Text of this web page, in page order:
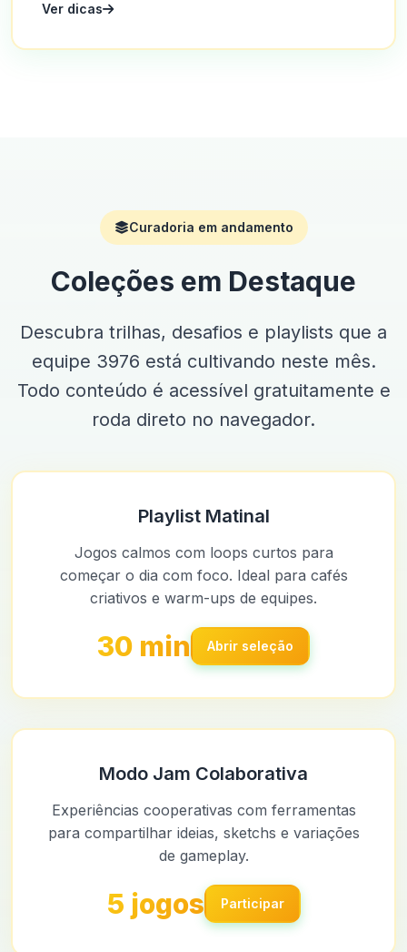
Ver dicas
Curadoria em andamento
Coleções em Destaque
Descubra trilhas, desafios e playlists que a
equipe 3976 está cultivando neste mês.
Todo conteúdo é acessível gratuitamente e
roda direto no navegador.
Playlist Matinal
Jogos calmos com loops curtos para
começar o dia com foco. Ideal para cafés
criativos e warm-ups de equipes.
30 min Abrir seleção
Modo Jam Colaborativa
Experiências cooperativas com ferramentas
para compartilhar ideias, sketchs e variações
de gameplay.
5 jogos Participar